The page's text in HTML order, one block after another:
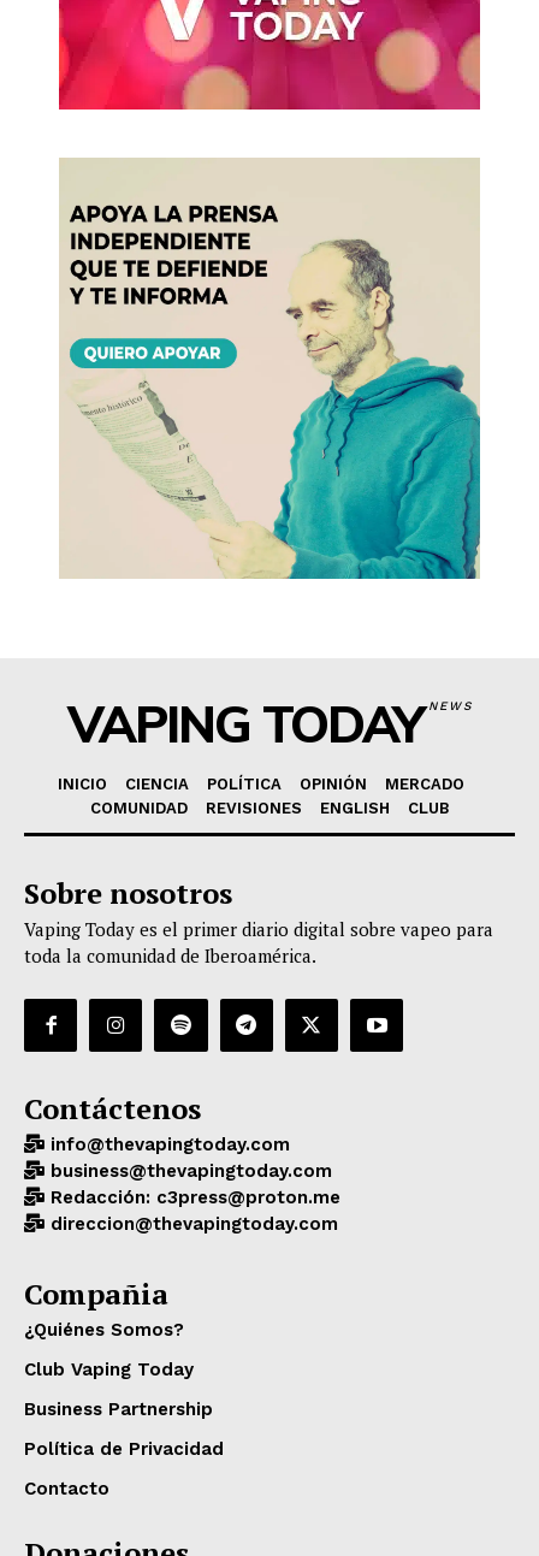
VAPING TODAYNEWS
INICIO CIENCIA POLÍTICA OPINIÓN
MERCADO
COMUNIDAD
REVISIONES ENGLISH CLUB
Sobre nosotros
Vaping Today es el primer diario digital sobre vapeo para
toda la comunidad de Iberoamérica.
Contáctenos
info@thevapingtoday.com
business@thevapingtoday.com
Redacción: c3press@proton.me
direccion@thevapingtoday.com
Compañia
¿Quiénes Somos?
Club Vaping Today
Business Partnership
Política de Privacidad
Contacto